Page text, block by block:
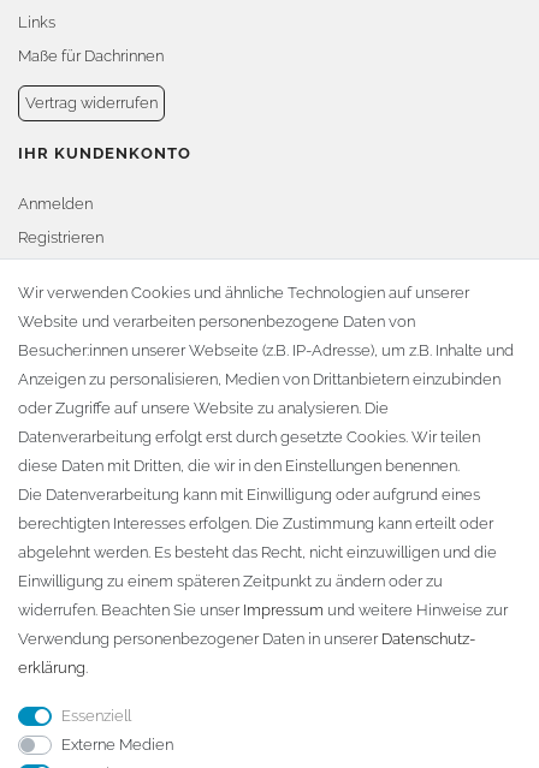
Links
Maße für Dachrinnen
Vertrag widerrufen
IHR KUNDENKONTO
Anmelden
Registrieren
Warenkorb
Zur Kasse
KONTAKT
Fa. Steffen Jost
Söbrigener Weg 50
D-01796 Pirna
Telefon:+49 (0)3501 507295
info@dach-teufel.de
Wir verwenden Cookies und ähnliche Technologien auf unserer
Website und verarbeiten personenbezogene Daten von
Besucher:innen unserer Webseite (z.B. IP-Adresse), um z.B. Inhalte und
Anzeigen zu personalisieren, Medien von Drittanbietern einzubinden
oder Zugriffe auf unsere Website zu analysieren. Die
Datenverarbeitung erfolgt erst durch gesetzte Cookies. Wir teilen
diese Daten mit Dritten, die wir in den Einstellungen benennen.
Die Datenverarbeitung kann mit Einwilligung oder aufgrund eines
berechtigten Interesses erfolgen. Die Zustimmung kann erteilt oder
abgelehnt werden. Es besteht das Recht, nicht einzuwilligen und die
Einwilligung zu einem späteren Zeitpunkt zu ändern oder zu
widerrufen. Beachten Sie unser Impressum und weitere Hinweise zur
Verwendung personenbezogener Daten in unserer Daten­schutz­
erklärung.
Essenziell
Externe Medien